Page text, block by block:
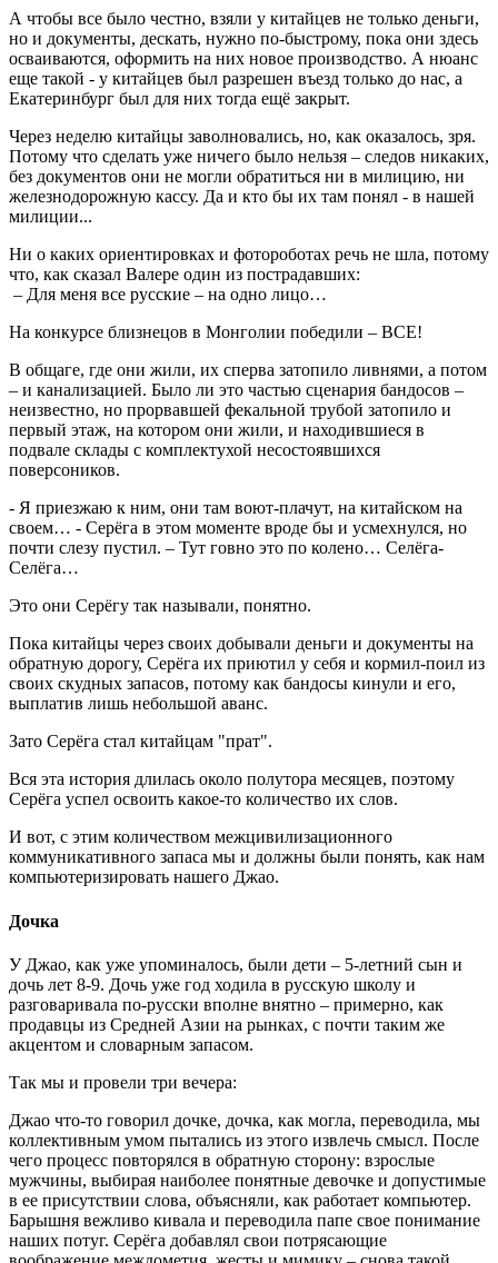
А чтобы все было честно, взяли у китайцев не только деньги,
но и документы, дескать, нужно по-быстрому, пока они здесь
осваиваются, оформить на них новое производство. А нюанс
еще такой - у китайцев был разрешен въезд только до нас, а
Екатеринбург был для них тогда ещё закрыт.
Через неделю китайцы заволновались, но, как оказалось, зря.
Потому что сделать уже ничего было нельзя – следов никаких,
без документов они не могли обратиться ни в милицию, ни
железнодорожную кассу. Да и кто бы их там понял - в нашей
милиции...
Ни о каких ориентировках и фотороботах речь не шла, потому
что, как сказал Валере один из пострадавших:
– Для меня все русские – на одно лицо…
На конкурсе близнецов в Монголии победили – ВСЕ!
В общаге, где они жили, их сперва затопило ливнями, а потом
– и канализацией. Было ли это частью сценария бандосов –
неизвестно, но прорвавшей фекальной трубой затопило и
первый этаж, на котором они жили, и находившиеся в
подвале склады с комплектухой несостоявшихся
поверсоников.
- Я приезжаю к ним, они там воют-плачут, на китайском на
своем… - Серёга в этом моменте вроде бы и усмехнулся, но
почти слезу пустил. – Тут говно это по колено… Селёга-
Селёга…
Это они Серёгу так называли, понятно.
Пока китайцы через своих добывали деньги и документы на
обратную дорогу, Серёга их приютил у себя и кормил-поил из
своих скудных запасов, потому как бандосы кинули и его,
выплатив лишь небольшой аванс.
Зато Серёга стал китайцам "прат".
Вся эта история длилась около полутора месяцев, поэтому
Серёга успел освоить какое-то количество их слов.
И вот, с этим количеством межцивилизационного
коммуникативного запаса мы и должны были понять, как нам
компьютеризировать нашего Джао.
Дочка
У Джао, как уже упоминалось, были дети – 5-летний сын и
дочь лет 8-9. Дочь уже год ходила в русскую школу и
разговаривала по-русски вполне внятно – примерно, как
продавцы из Средней Азии на рынках, с почти таким же
акцентом и словарным запасом.
Так мы и провели три вечера:
Джао что-то говорил дочке, дочка, как могла, переводила, мы
коллективным умом пытались из этого извлечь смысл. После
чего процесс повторялся в обратную сторону: взрослые
мужчины, выбирая наиболее понятные девочке и допустимые
в ее присутствии слова, объясняли, как работает компьютер.
Барышня вежливо кивала и переводила папе свое понимание
наших потуг. Серёга добавлял свои потрясающие